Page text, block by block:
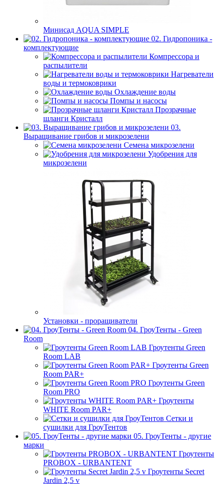
Минисад AQUA SIMPLE
02. Гидропоника -
комплектующие
Компрессора и
распылители
Нагреватели
воды и термоковрики
Охлаждение воды
Помпы и насосы
Прозрачные
шланги Кристалл
03.
Выращивание грибов и микрозелени
Семена микрозелени
Удобрения для
микрозелени
Установки - проращиватели
04. ГроуТенты - Green
Room
Гроутенты Green
Room LAB
Гроутенты Green
Room PAR+
Гроутенты Green
Room PRO
Гроутенты
WHITE Room PAR+
Сетки и
сушилки для ГроуТентов
05. ГроуТенты - другие
марки
Гроутенты
PROBOX - URBANTENT
Гроутенты Secret
Jardin 2,5 v